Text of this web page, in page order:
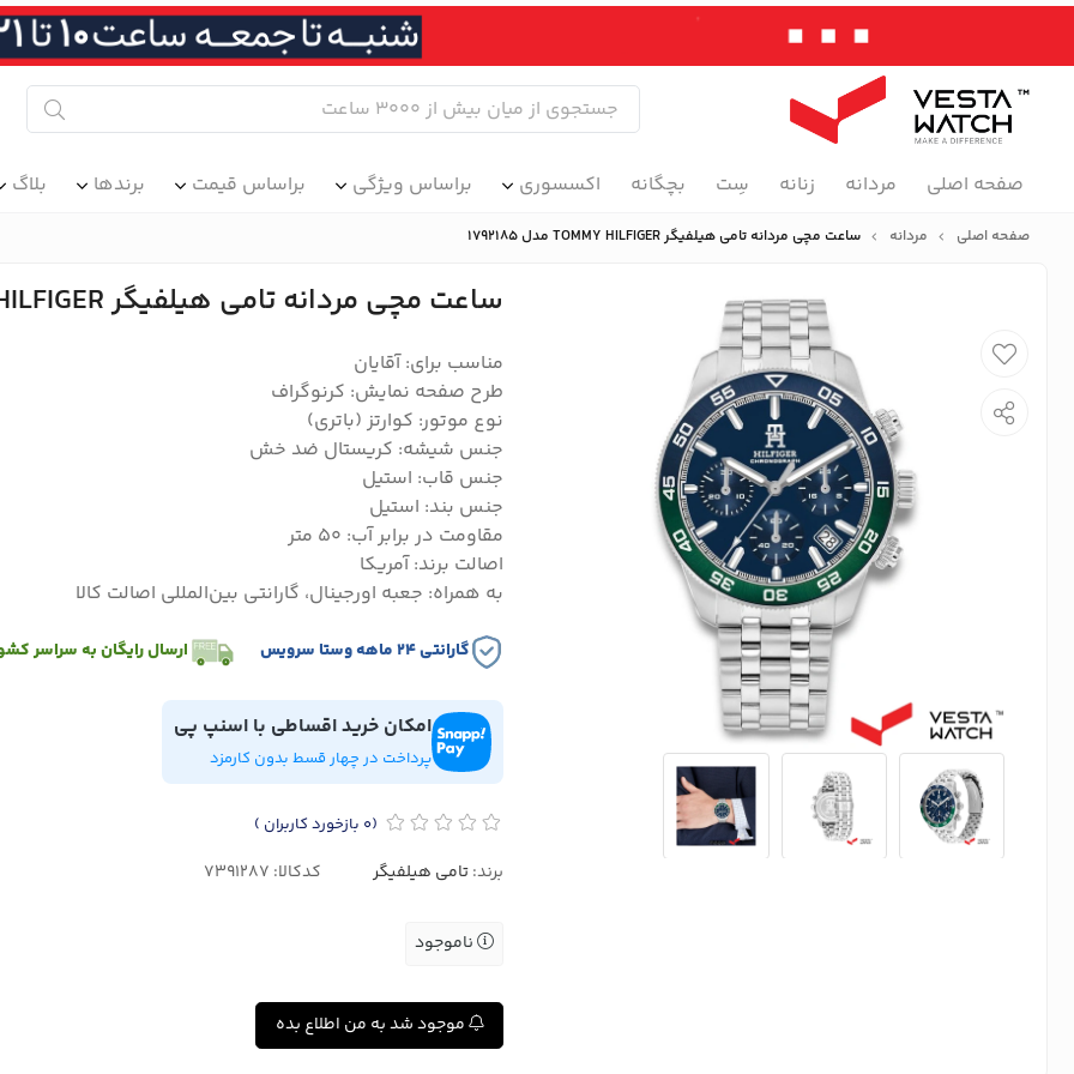
صفحه اصلی مردانه زنانه سِت بچگانه اکسسوری براساس ویژگی براساس قیمت برندها بلاگ
صفحه اصلی مردانه ساعت مچی مردانه تامی هیلفیگر TOMMY HILFIGER مدل 1792185
ساعت مچی مردانه تامی هیلفیگر TOMMY HILFIGER مدل 1792185
مناسب برای: آقایان
طرح صفحه نمایش: کرنوگراف
نوع موتور: کوارتز (باتری)
جنس شیشه: کریستال ضد خش
جنس قاب: استیل
جنس بند: استیل
مقاومت در برابر آب: 50 متر
اصالت برند: آمریکا
به همراه: جعبه اورجینال، گارانتی بین‌المللی اصالت کالا
گارانتی ۲۴ ماهه وستا سرویس ارسال رایگان به سراسر
امکان خرید اقساطی با اسنپ پی
پرداخت در چهار قسط بدون کارمزد
(0 بازخورد کاربران )
برند:تامی هیلفیگر کدکالا:
ناموجود
موجود شد به من اطلاع بده